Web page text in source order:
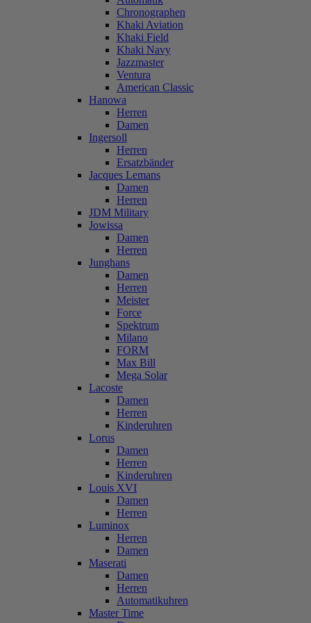
Chronographen
Khaki Aviation
Khaki Field
Khaki Navy
Jazzmaster
Ventura
American Classic
Hanowa
Herren
Damen
Ingersoll
Herren
Ersatzbänder
Jacques Lemans
Damen
Herren
JDM Military
Jowissa
Damen
Herren
Junghans
Damen
Herren
Meister
Force
Spektrum
Milano
FORM
Max Bill
Mega Solar
Lacoste
Damen
Herren
Kinderuhren
Lorus
Damen
Herren
Kinderuhren
Louis XVI
Damen
Herren
Luminox
Herren
Damen
Maserati
Damen
Herren
Automatikuhren
Master Time